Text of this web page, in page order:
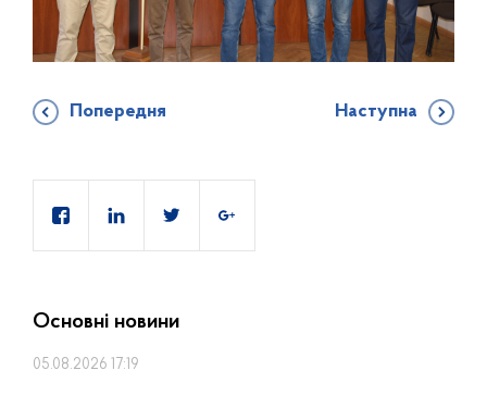
Попередня Наступна
Основні новини
05.08.2026 17:19